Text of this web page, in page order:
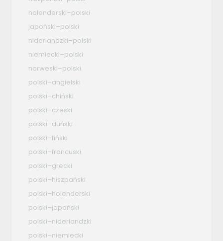
holenderski–polski
japoński–polski
niderlandzki–polski
niemiecki–polski
norweski–polski
polski–angielski
polski–chiński
polski–czeski
polski–duński
polski–fiński
polski–francuski
polski–grecki
polski–hiszpański
polski–holenderski
polski–japoński
polski–niderlandzki
polski–niemiecki